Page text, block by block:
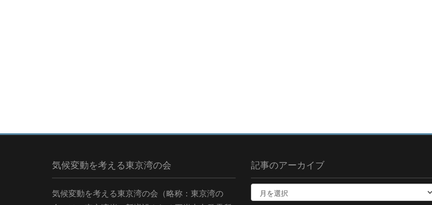
気候変動を考える東京湾の会
気候変動を考える東京湾の会（略称：東京湾の
記事のアーカイブ